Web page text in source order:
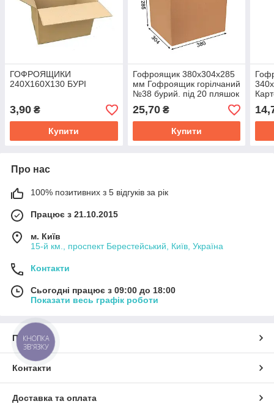
ГОФРОЯЩИКИ
240Х160Х130 БУРІ
3,90 ₴
Купити
Гофроящик 380х304х285
мм Гофроящик горілчаний
№38 бурий. під 20 пляшок
25,70₴
Купити
Про нас
100% позитивних з 5 відгуків за рік
Працює з 21.10.2015
м. Київ
15-й км., проспект Берестейський, Київ, Україна
Контакти
Сьогодні працює з 09:00 до 18:00
Показати весь графік роботи
Про нас
Контакти
Доставка та оплата
КНОПКА
ЗВ'ЯЗКУ